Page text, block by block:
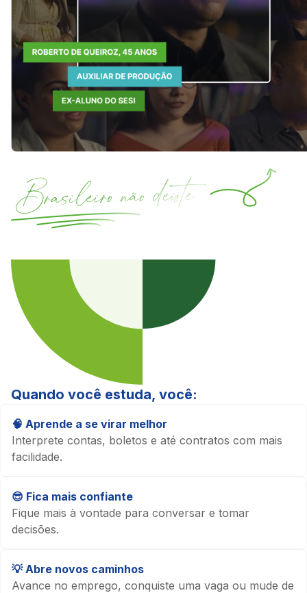
Quando você estuda, você:
🧠 Aprende a se virar melhor
Interprete contas, boletos e até contratos com mais
facilidade.
😎 Fica mais confiante
Fique mais à vontade para conversar e tomar
decisões.
💡 Abre novos caminhos
Avance no emprego, conquiste uma vaga ou mude de